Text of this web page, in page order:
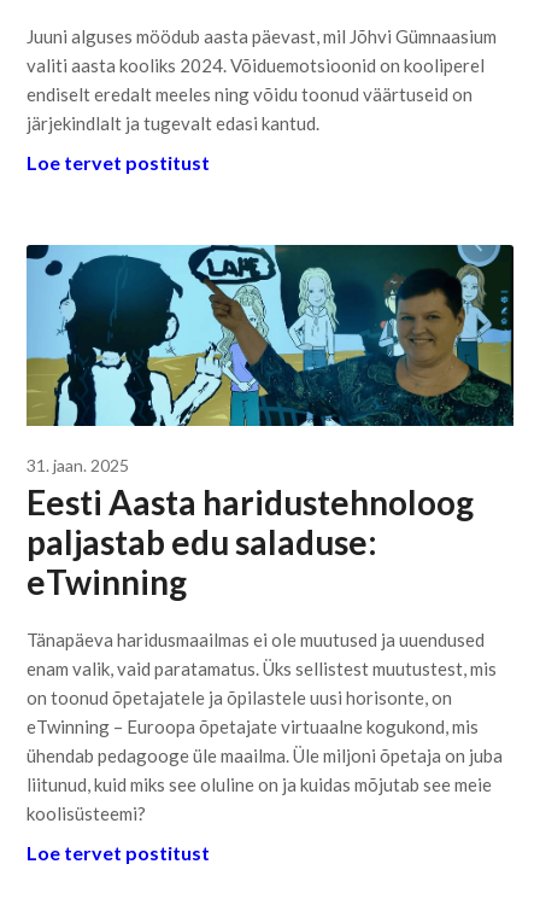
Juuni alguses möödub aasta päevast, mil Jõhvi Gümnaasium
valiti aasta kooliks 2024. Võiduemotsioonid on kooliperel
endiselt eredalt meeles ning võidu toonud väärtuseid on
järjekindlalt ja tugevalt edasi kantud.
Loe tervet postitust
31. jaan. 2025
Eesti Aasta haridustehnoloog
paljastab edu saladuse:
eTwinning
Tänapäeva haridusmaailmas ei ole muutused ja uuendused
enam valik, vaid paratamatus. Üks sellistest muutustest, mis
on toonud õpetajatele ja õpilastele uusi horisonte, on
eTwinning – Euroopa õpetajate virtuaalne kogukond, mis
ühendab pedagooge üle maailma. Üle miljoni õpetaja on juba
liitunud, kuid miks see oluline on ja kuidas mõjutab see meie
koolisüsteemi?
Loe tervet postitust